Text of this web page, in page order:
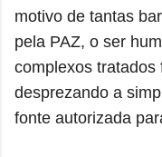
motivo de tantas
pela PAZ, o ser
complexos tratados
desprezando a
fonte autorizada